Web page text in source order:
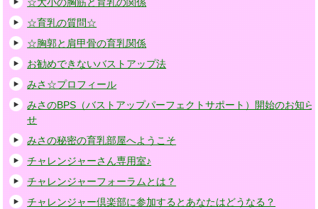
☆大小の胸筋と育乳の関係
☆育乳の質問☆
☆胸郭と肩甲骨の育乳関係
お勧めできないバストアップ法
みさ☆プロフィール
みさのBPS（バストアップパーフェクトサポート）開始のお知ら
せ
みさの秘密の育乳部屋へようこそ
チャレンジャーさん専用室♪
チャレンジャーフォーラムとは？
チャレンジャー倶楽部に参加するとあなたはどうなる？